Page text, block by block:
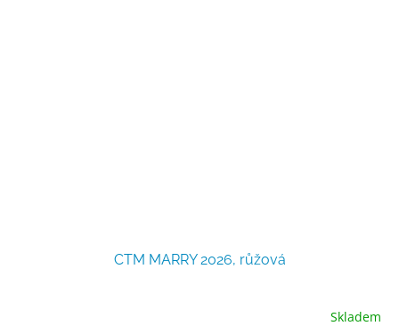
CTM MARRY 2026, růžová
Skladem